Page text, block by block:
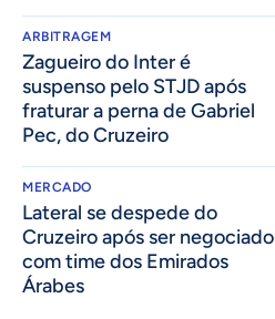
ARBITRAGEM
Zagueiro do Inter é
suspenso pelo STJD após
fraturar a perna de Gabriel
Pec, do Cruzeiro
MERCADO
Lateral se despede do
Cruzeiro após ser negociado
com time dos Emirados
Árabes